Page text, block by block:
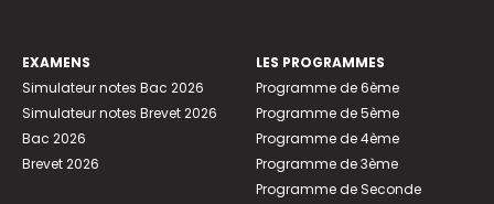
EXAMENS
Simulateur notes Bac 2026
Simulateur notes Brevet 2026
Bac 2026
Brevet 2026
LES PROGRAMMES
Programme de 6ème
Programme de 5ème
Programme de 4ème
Programme de 3ème
Programme de Seconde